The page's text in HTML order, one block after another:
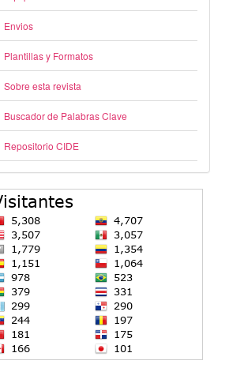
Envios
Plantillas y Formatos
Sobre esta revista
Buscador de Palabras Clave
Repositorio CIDE